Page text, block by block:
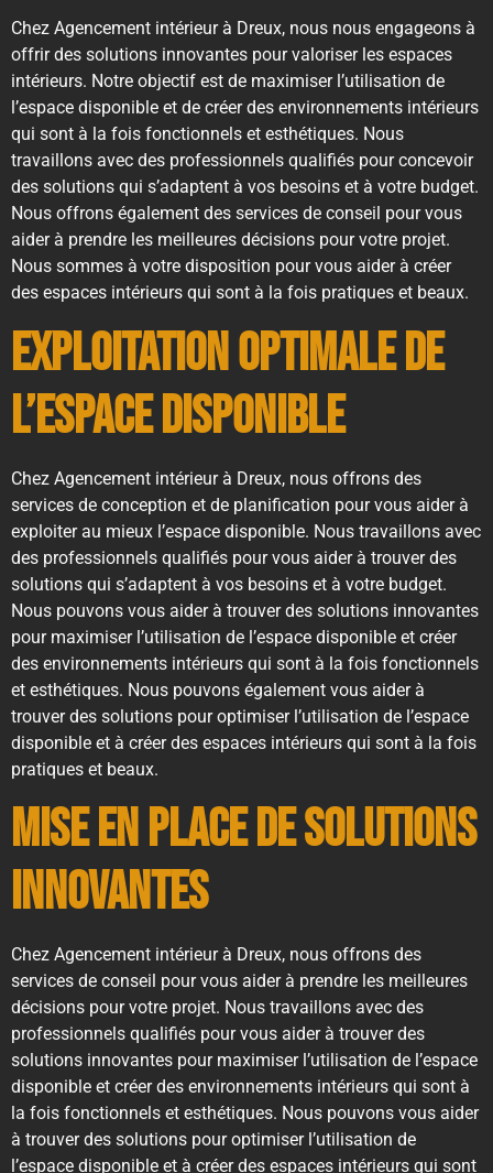
Chez Agencement intérieur à Dreux, nous nous engageons à
offrir des solutions innovantes pour valoriser les espaces
intérieurs. Notre objectif est de maximiser l’utilisation de
l’espace disponible et de créer des environnements intérieurs
qui sont à la fois fonctionnels et esthétiques. Nous
travaillons avec des professionnels qualifiés pour concevoir
des solutions qui s’adaptent à vos besoins et à votre budget.
Nous offrons également des services de conseil pour vous
aider à prendre les meilleures décisions pour votre projet.
Nous sommes à votre disposition pour vous aider à créer
des espaces intérieurs qui sont à la fois pratiques et beaux.
Exploitation optimale de
l’espace disponible
Chez Agencement intérieur à Dreux, nous offrons des
services de conception et de planification pour vous aider à
exploiter au mieux l’espace disponible. Nous travaillons avec
des professionnels qualifiés pour vous aider à trouver des
solutions qui s’adaptent à vos besoins et à votre budget.
Nous pouvons vous aider à trouver des solutions innovantes
pour maximiser l’utilisation de l’espace disponible et créer
des environnements intérieurs qui sont à la fois fonctionnels
et esthétiques. Nous pouvons également vous aider à
trouver des solutions pour optimiser l’utilisation de l’espace
disponible et à créer des espaces intérieurs qui sont à la fois
pratiques et beaux.
Mise en place de solutions
innovantes
Chez Agencement intérieur à Dreux, nous offrons des
services de conseil pour vous aider à prendre les meilleures
décisions pour votre projet. Nous travaillons avec des
professionnels qualifiés pour vous aider à trouver des
solutions innovantes pour maximiser l’utilisation de l’espace
disponible et créer des environnements intérieurs qui sont à
la fois fonctionnels et esthétiques. Nous pouvons vous aider
à trouver des solutions pour optimiser l’utilisation de
l’espace disponible et à créer des espaces intérieurs qui sont